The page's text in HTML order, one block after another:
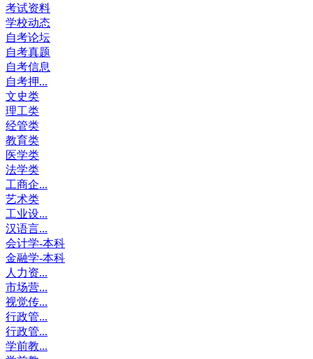
考试资料
学校动态
自考论坛
自考真题
自考信息
自考押...
文史类
理工类
经管类
教育类
医学类
法学类
工商企...
艺术类
工业设...
汉语言...
会计学-本科
金融学-本科
人力资...
市场营...
视觉传...
行政管...
行政管...
学前教...